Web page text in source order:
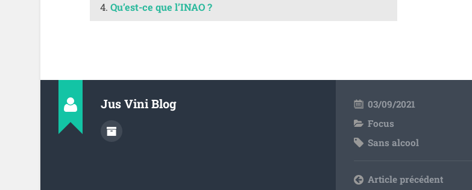
Qu’est-ce que l’INAO ?
Jus Vini Blog
03/09/2021
Focus
Sans alcool
Article précédent